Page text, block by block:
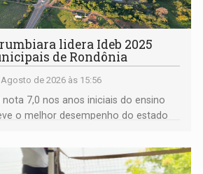
lidera Ideb 2025
de Rondônia
de 2026 às 15:56
7,0 nos anos iniciais do ensino
o melhor desempenho do estado